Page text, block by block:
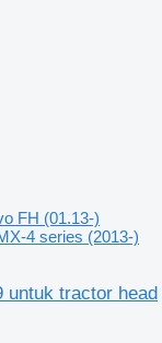
FH (01.13-)
4 series (2013-)
untuk tractor head